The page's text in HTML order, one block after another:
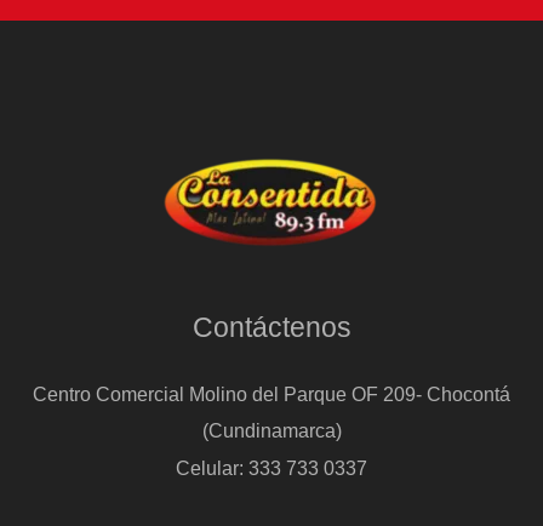
Contáctenos
Centro Comercial Molino del Parque OF 209- Chocontá
(Cundinamarca)
Celular: 333 733 0337